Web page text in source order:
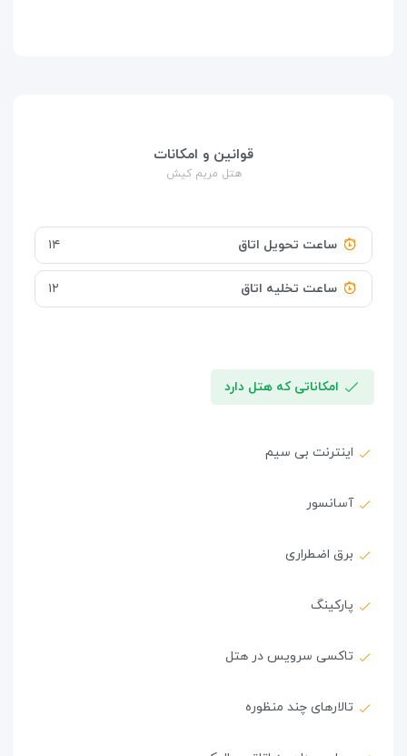
قوانین و امکانات
هتل مریم کیش
ساعت تحویل اتاق ۱۴
ساعت تخلیه اتاق ۱۲
امکاناتی که هتل دارد
اینترنت بی سیم
آسانسور
برق اضطراری
پارکینگ
تاکسی سرویس در هتل
تالارهای چند منظوره